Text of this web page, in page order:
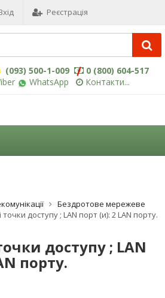
Реєстрація
(093) 500-1-009
0 (800) 604-517
WhatsApp Контакти...
Бездротове мережеве
доступу ; LAN порт (и): 2 LAN порту.
доступу ; LAN
порту.